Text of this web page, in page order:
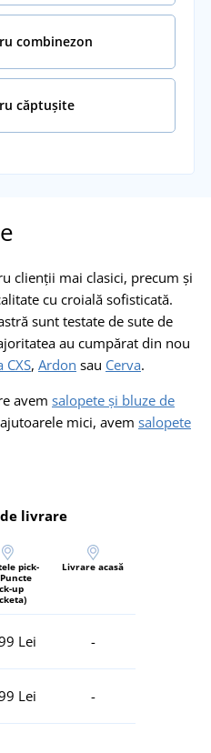
combinezon
căptușite
clienții mai clasici, precum și
cu croială sofisticată.
sunt testate de sute de
au cumpărat din nou
CXS, Ardon sau Cerva.
avem salopete și bluze de
mici, avem salopete
livrare
pick-
up
Livrare acasă
Lei -
Lei -